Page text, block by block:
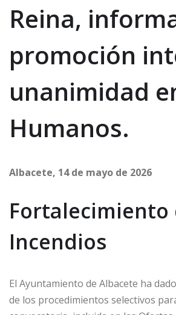
Reina,
promoción
unanimidad
Humanos.
Albacete, 14 de mayo de 2026
Fortalecimiento
Incendios
El Ayuntamiento de Albacete ha
de los procedimientos selectivos